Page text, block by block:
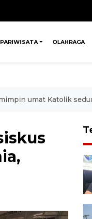
PARIWISATA OLAHRAGA
umat Katolik